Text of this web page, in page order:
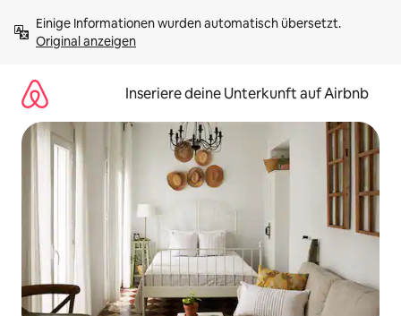
Inhalten
springenOriginal anzeigen
Inseriere deine Unterkunft auf Airbnb